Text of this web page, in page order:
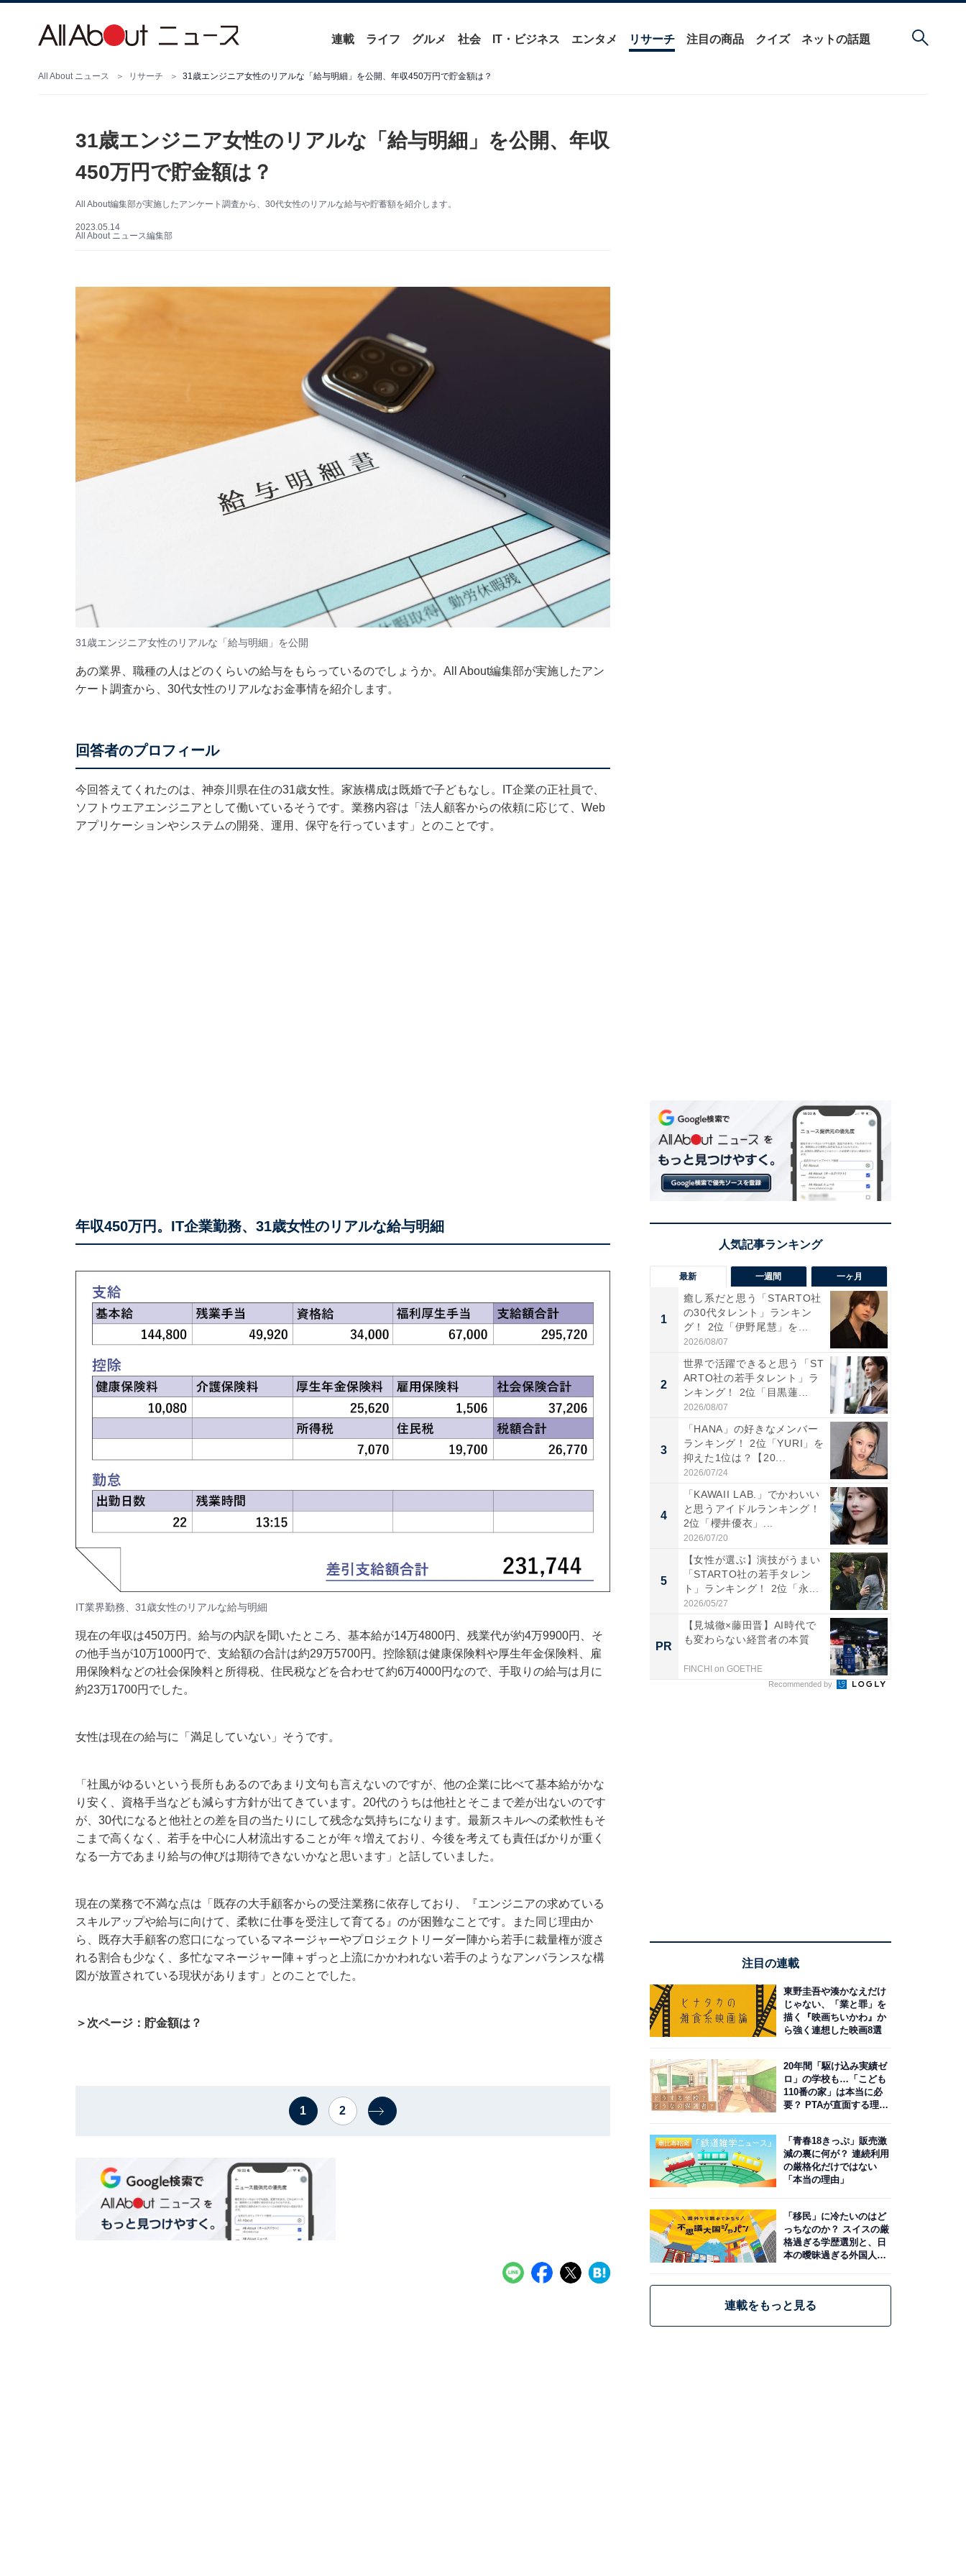
連載 ライフ グルメ 社会 IT・ビジネス エンタメ リサーチ 注目の商品 クイズ ネットの話題
All About ニュース リサーチ 31歳エンジニア女性のリアルな「給与明細」を公開、年収450万円で貯金額は？
31歳エンジニア女性のリアルな「給与明細」を公開、年収
450万円で貯金額は？
All About編集部が実施したアンケート調査から、30代女性のリアルな給与や貯蓄額を紹介します。
2023.05.14
All About ニュース編集部
31歳エンジニア女性のリアルな「給与明細」を公開
あの業界、職種の人はどのくらいの給与をもらっているのでしょうか。All About編集部が実施したアン
ケート調査から、30代女性のリアルなお金事情を紹介します。
回答者のプロフィール
今回答えてくれたのは、神奈川県在住の31歳女性。家族構成は既婚で子どもなし。IT企業の正社員で、
ソフトウエアエンジニアとして働いているそうです。業務内容は「法人顧客からの依頼に応じて、Web
アプリケーションやシステムの開発、運用、保守を行っています」とのことです。
年収450万円。IT企業勤務、31歳女性のリアルな給与明細
IT業界勤務、31歳女性のリアルな給与明細
現在の年収は450万円。給与の内訳を聞いたところ、基本給が14万4800円、残業代が約4万9900円、そ
の他手当が10万1000円で、支給額の合計は約29万5700円。控除額は健康保険料や厚生年金保険料、雇
用保険料などの社会保険料と所得税、住民税などを合わせて約6万4000円なので、手取りの給与は月に
約23万1700円でした。
女性は現在の給与に「満足していない」そうです。
「社風がゆるいという長所もあるのであまり文句も言えないのですが、他の企業に比べて基本給がかな
り安く、資格手当なども減らす方針が出てきています。20代のうちは他社とそこまで差が出ないのです
が、30代になると他社との差を目の当たりにして残念な気持ちになります。最新スキルへの柔軟性もそ
こまで高くなく、若手を中心に人材流出することが年々増えており、今後を考えても責任ばかりが重く
なる一方であまり給与の伸びは期待できないかなと思います」と話していました。
現在の業務で不満な点は「既存の大手顧客からの受注業務に依存しており、『エンジニアの求めている
スキルアップや給与に向けて、柔軟に仕事を受注して育てる』のが困難なことです。また同じ理由か
ら、既存大手顧客の窓口になっているマネージャーやプロジェクトリーダー陣から若手に裁量権が渡さ
れる割合も少なく、多忙なマネージャー陣＋ずっと上流にかかわれない若手のようなアンバランスな構
図が放置されている現状があります」とのことでした。
＞次ページ：貯金額は？
1 2
最新 一週間 一ヶ月
1
癒し系だと思う「STARTO社
の30代タレント」ランキン
グ！ 2位「伊野尾慧」を...
2026/08/07
2
世界で活躍できると思う「ST
ARTO社の若手タレント」ラ
ンキング！ 2位「目黒蓮...
2026/08/07
3
「HANA」の好きなメンバー
ランキング！ 2位「YURI」を
抑えた1位は？【20...
2026/07/24
4
「KAWAII LAB.」でかわいい
と思うアイドルランキング！
2位「櫻井優衣」...
2026/07/20
5
【女性が選ぶ】演技がうまい
「STARTO社の若手タレン
ト」ランキング！ 2位「永...
2026/05/27
PR
【見城徹×藤田晋】AI時代で
も変わらない経営者の本質
FINCHI on GOETHE
Recommended by
注目の連載
東野圭吾や湊かなえだけ
じゃない、「業と罪」を
描く『映画ちいかわ』か
ら強く連想した映画8選
20年間「駆け込み実績ゼ
ロ」の学校も…「こども
110番の家」は本当に必
要？ PTAが直面する理想
「青春18きっぷ」販売激
減の裏に何が？ 連続利用
の厳格化だけではない
「本当の理由」
「移民」に冷たいのはど
っちなのか？ スイスの厳
格過ぎる学歴選別と、日
本の曖昧過ぎる外国人政
連載をもっと見る